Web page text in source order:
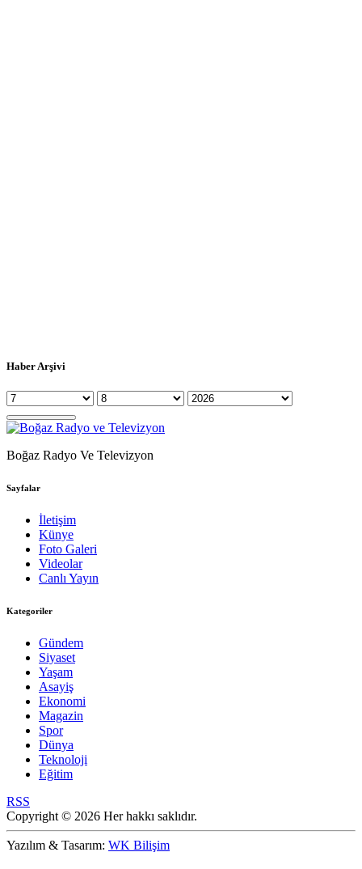
Haber Arşivi
Boğaz Radyo Ve Televizyon
Sayfalar
İletişim
Künye
Foto Galeri
Videolar
Canlı Yayın
Kategoriler
Gündem
Siyaset
Yaşam
Asayiş
Ekonomi
Magazin
Spor
Dünya
Teknoloji
Eğitim
RSS
Copyright © 2026 Her hakkı saklıdır.
Yazılım & Tasarım: WK Bilişim